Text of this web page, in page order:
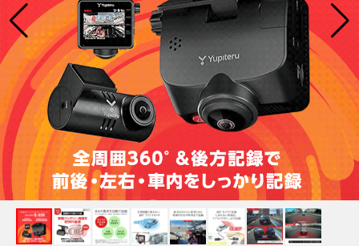
ゴルフ WEB限定モデル
純正オプション
スペアパーツ
ダイレクト
アイテム一覧 バーチャルストア
人気
アウトレット
駐車監視機能 標準搭載
駐車監視セット
サポートカー用品
大口注文はこちら
ユピテル公式サイトはこちら
scroll
お役立ち情報・トピックス
scroll
お問い合わせ
各種お問い合わせはこちら
Yupiteruダイレクトに新規会員登録いただくと、
登録後すぐに使える1000ポイントをプレゼント